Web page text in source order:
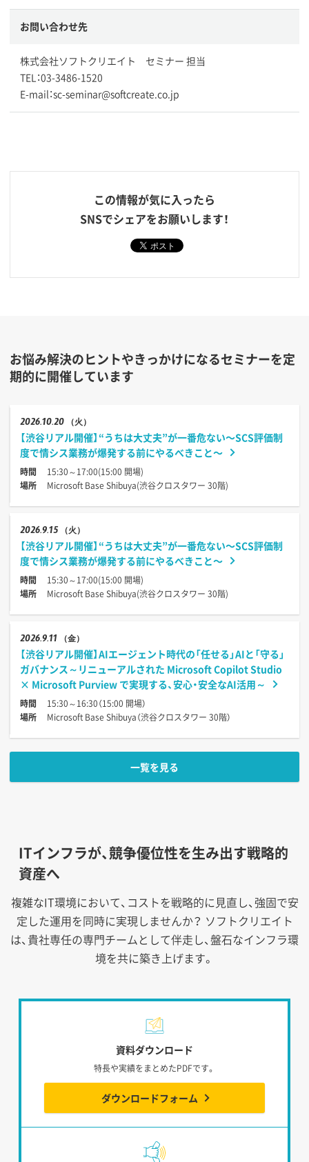
お問い合わせ先
株式会社ソフトクリエイト セミナー 担当
TEL：03-3486-1520
E-mail：sc-seminar@softcreate.co.jp
この情報が気に入ったら
SNSでシェアをお願いします！
お悩み解決のヒントやきっかけになるセミナーを定
期的に開催しています
202610.20 （火）
【渋谷リアル開催】“うちは大丈夫”が一番危ない〜SCS評価制
度で情シス業務が爆発する前にやるべきこと〜
時間
15:30～17:00(15:00 開場)
場所
Microsoft Base Shibuya(渋谷クロスタワー 30階)
20269.15 （火）
【渋谷リアル開催】“うちは大丈夫”が一番危ない〜SCS評価制
度で情シス業務が爆発する前にやるべきこと〜
時間
15:30～17:00(15:00 開場)
場所
Microsoft Base Shibuya(渋谷クロスタワー 30階)
20269.11 （金）
【渋谷リアル開催】AIエージェント時代の「任せる」AIと「守る」
ガバナンス～リニューアルされた Microsoft Copilot Studio
× Microsoft Purview で実現する、安心・安全なAI活用～
時間
15:30～16:30（15:00 開場）
場所
Microsoft Base Shibuya（渋谷クロスタワー 30階）
一覧を見る
ITインフラが、競争優位性を生み出す戦略的
資産へ
複雑なIT環境において、コストを戦略的に見直し、強固で安
定した運用を同時に実現しませんか？ ソフトクリエイト
は、貴社専任の専門チームとして伴走し、盤石なインフラ環
境を共に築き上げます。
資料ダウンロード
特長や実績をまとめたPDFです。
ダウンロードフォーム